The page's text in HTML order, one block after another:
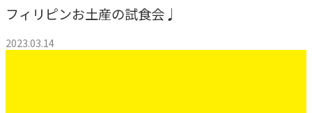
フィリピンお土産の試食会♩
2023.03.14